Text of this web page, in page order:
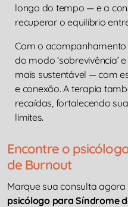
longo do tempo — e a
recuperar o equilíbrio
Com o acompanhamento
do modo ‘sobrevivência’
mais sustentável — com
e conexão. A terapia
recaídas, fortalecendo
limites.
Encontre o
de Burnout
Marque sua consulta
psicólogo para Síndrome